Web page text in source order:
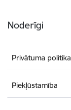
Noderīgi
Privātuma politika
Piekļūstamība